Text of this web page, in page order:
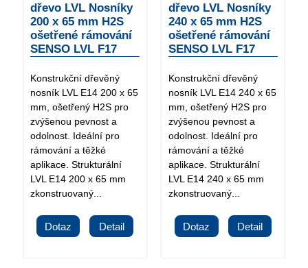
dřevo LVL Nosníky
200 x 65 mm H2S
ošetřené rámování
SENSO LVL F17
Konstrukční dřevěný
nosník LVL E14 200 x 65
mm, ošetřený H2S pro
zvýšenou pevnost a
odolnost. Ideální pro
rámování a těžké
aplikace. Strukturální
LVL E14 200 x 65 mm
zkonstruovaný...
Dotaz Detail
dřevo LVL Nosníky
240 x 65 mm H2S
ošetřené rámování
SENSO LVL F17
Konstrukční dřevěný
nosník LVL E14 240 x 65
mm, ošetřený H2S pro
zvýšenou pevnost a
odolnost. Ideální pro
rámování a těžké
aplikace. Strukturální
LVL E14 240 x 65 mm
zkonstruovaný...
Dotaz Detail